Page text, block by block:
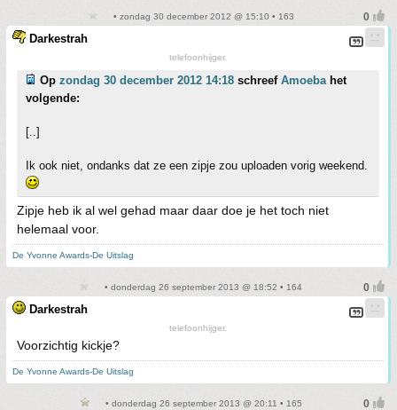
• zondag 30 december 2012 @ 15:10 • 163
Darkestrah
telefoonhijger.
Op zondag 30 december 2012 14:18 schreef Amoeba het
volgende:
[..]
Ik ook niet, ondanks dat ze een zipje zou uploaden vorig weekend.
Zipje heb ik al wel gehad maar daar doe je het toch niet
helemaal voor.
De Yvonne Awards-De Uitslag
• donderdag 26 september 2013 @ 18:52 • 164
Darkestrah
telefoonhijger.
Voorzichtig kickje?
De Yvonne Awards-De Uitslag
• donderdag 26 september 2013 @ 20:11 • 165